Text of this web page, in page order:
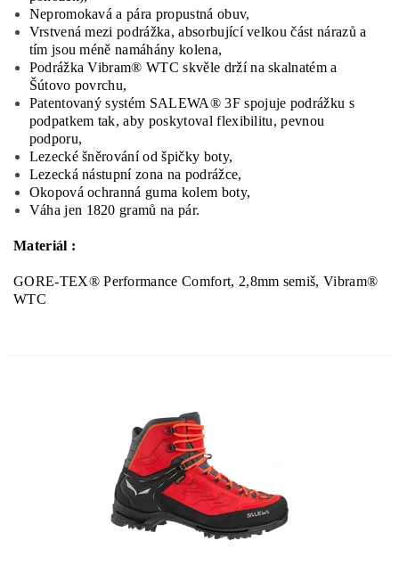
Nepromokavá a pára propustná obuv,
Vrstvená mezi podrážka, absorbující velkou část nárazů a
tím jsou méně namáhány kolena,
Podrážka Vibram® WTC skvěle drží na skalnatém a
Šútovo povrchu,
Patentovaný systém SALEWA® 3F spojuje podrážku s
podpatkem tak, aby poskytoval flexibilitu, pevnou
podporu,
Lezecké šněrování od špičky boty,
Lezecká nástupní zona na podrážce,
Okopová ochranná guma kolem boty,
Váha jen 1820 gramů na pár.
Materiál :
GORE-TEX® Performance Comfort, 2,8mm semiš, Vibram®
WTC